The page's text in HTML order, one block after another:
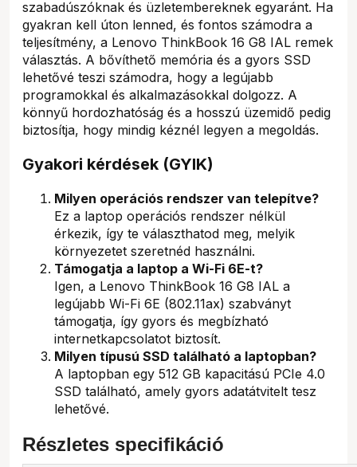
szabadúszóknak és üzletembereknek egyaránt. Ha
gyakran kell úton lenned, és fontos számodra a
teljesítmény, a Lenovo ThinkBook 16 G8 IAL remek
választás. A bővíthető memória és a gyors SSD
lehetővé teszi számodra, hogy a legújabb
programokkal és alkalmazásokkal dolgozz. A
könnyű hordozhatóság és a hosszú üzemidő pedig
biztosítja, hogy mindig kéznél legyen a megoldás.
Gyakori kérdések (GYIK)
Milyen operációs rendszer van telepítve?
Ez a laptop operációs rendszer nélkül
érkezik, így te választhatod meg, melyik
környezetet szeretnéd használni.
Támogatja a laptop a Wi-Fi 6E-t?
Igen, a Lenovo ThinkBook 16 G8 IAL a
legújabb Wi-Fi 6E (802.11ax) szabványt
támogatja, így gyors és megbízható
internetkapcsolatot biztosít.
Milyen típusú SSD található a laptopban?
A laptopban egy 512 GB kapacitású PCIe 4.0
SSD található, amely gyors adatátvitelt tesz
lehetővé.
Részletes specifikáció